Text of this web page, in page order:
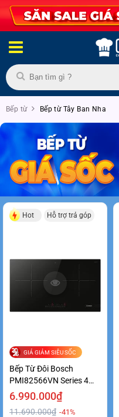
Bếp từ Bếp từ Tây Ban Nha
Hot Hỗ trợ trả góp
GIÁ GIẢM SIÊU SỐC
Bếp Từ Đôi Bosch
PMI82566VN Series 4
Mạnh Mẽ Giá Ưu Đãi
6.990.000₫
11.690.000₫ -41%